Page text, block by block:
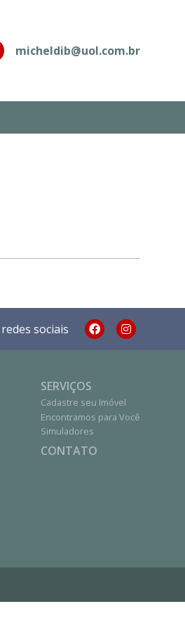
micheldib@uol.com.br
sociais
SERVIÇOS
Cadastre seu Imóvel
Encontramos para Você
Simuladores
CONTATO